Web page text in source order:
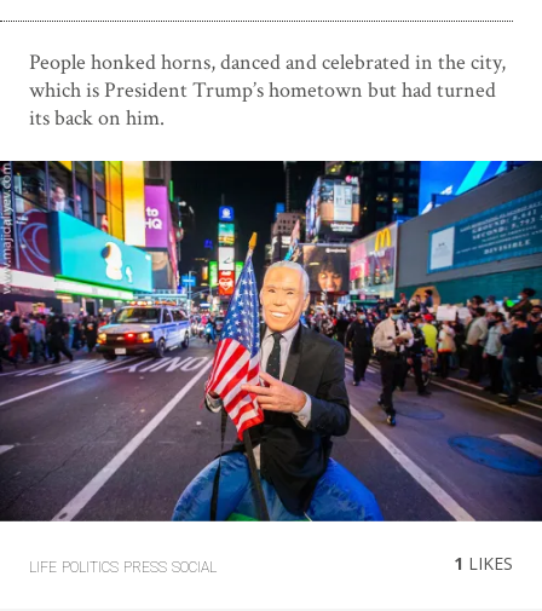
People honked horns, danced and celebrated in the city,
which is President Trump’s hometown but had turned
its back on him.
LIFE POLITICS PRESS SOCIAL 1 LIKES